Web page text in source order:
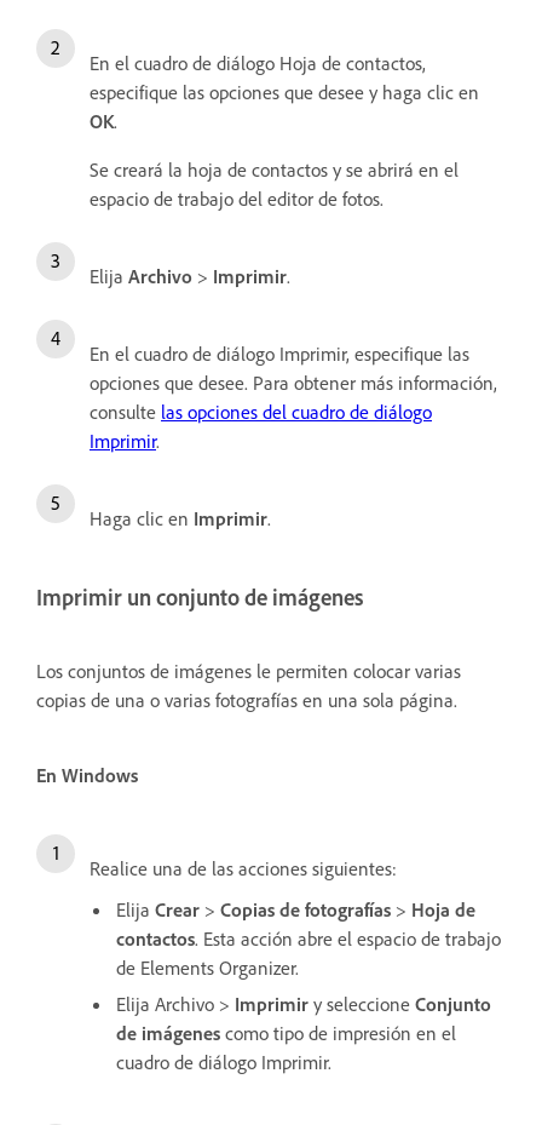
En el cuadro de diálogo Hoja de contactos,
especifique las opciones que desee y haga clic en
OK.
Se creará la hoja de contactos y se abrirá en el
espacio de trabajo del editor de fotos.
Elija Archivo > Imprimir.
En el cuadro de diálogo Imprimir, especifique las
opciones que desee. Para obtener más información,
consulte las opciones del cuadro de diálogo
Imprimir.
Haga clic en Imprimir.
Imprimir un conjunto de imágenes
Los conjuntos de imágenes le permiten colocar varias
copias de una o varias fotografías en una sola página.
En Windows
Realice una de las acciones siguientes:
Elija Crear > Copias de fotografías > Hoja de
contactos. Esta acción abre el espacio de trabajo
de Elements Organizer.
Elija Archivo > Imprimir y seleccione Conjunto
de imágenes como tipo de impresión en el
cuadro de diálogo Imprimir.